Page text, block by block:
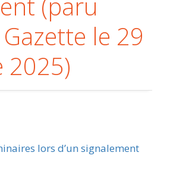
le 29
2025)
lors d’un signalement